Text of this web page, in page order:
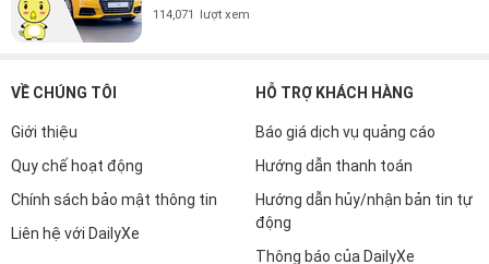
114,071 lượt xem
VỀ CHÚNG TÔI
Giới thiệu
Quy chế hoạt động
Chính sách bảo mật thông tin
Liên hệ với DailyXe
HỖ TRỢ KHÁCH HÀNG
Báo giá dịch vụ quảng cáo
Hướng dẫn thanh toán
Hướng dẫn hủy/nhận bản tin tự
động
Thông báo của DailyXe